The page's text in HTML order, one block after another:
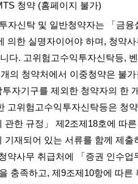
청약 (홈페이지 불가)
자신탁 및 일반청약자는 「금융
의한 실명자이어야 하며 , 청약
다. 고위험고수익투자신탁등,
의 청약처에서 이중청약은 불가
자기구를 제외한 청약자의 한
고위험고수익투자신탁등은 청약
관한 규정」 제 2조제 18호에 따
재되어 있는 서류를 함께 제출
약사무 취급처에 「증권 인수업
충족하고,제9조제 10항에 따른